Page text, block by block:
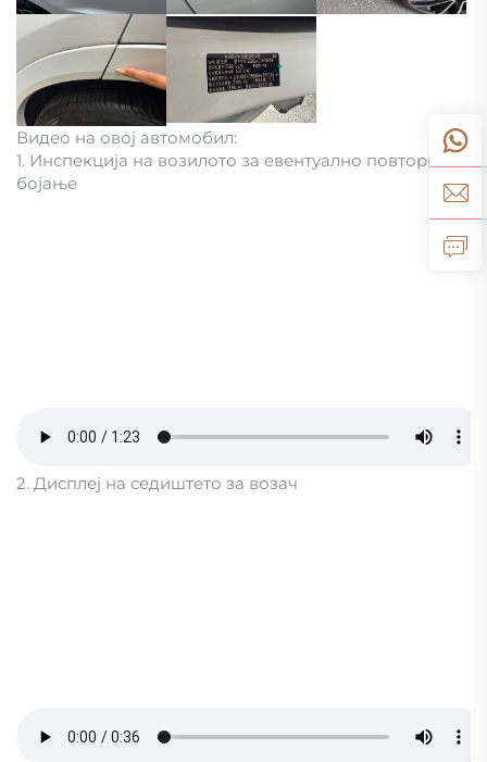
Видео на овој автомобил:
1. Инспекција на возилото за евентуално повторно
бојање
2. Дисплеј на седиштето за возач